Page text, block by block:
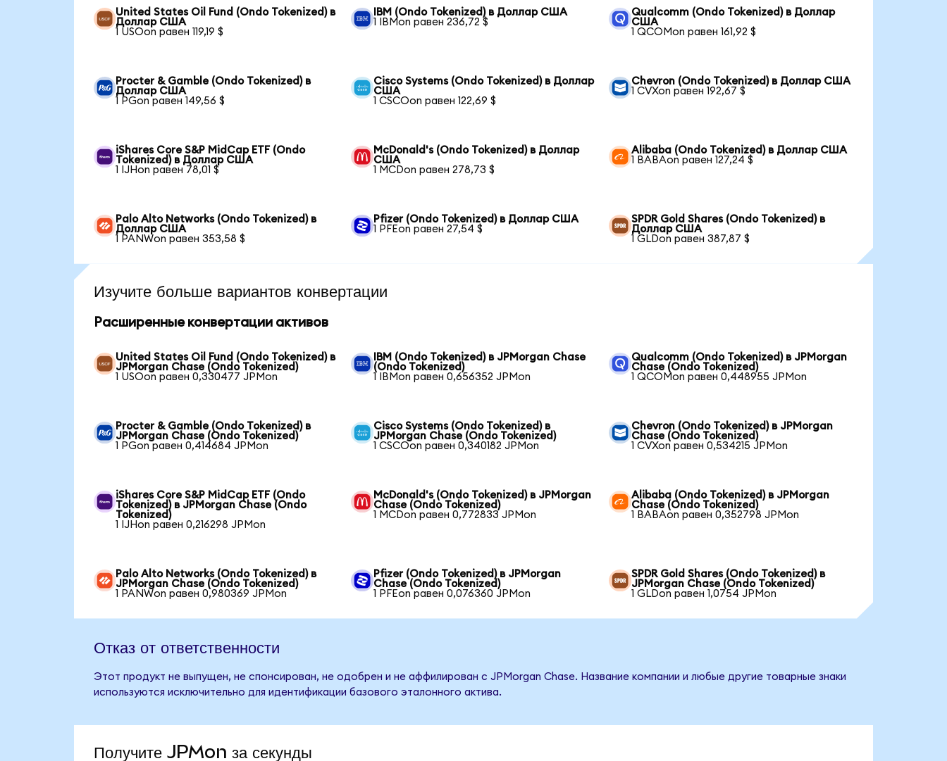
United States Oil Fund (Ondo Tokenized) в
Доллар США
1 USOon равен 119,19 $
IBM (Ondo Tokenized) в Доллар США
1 IBMon равен 236,72 $
Qualcomm (Ondo Tokenized) в Доллар
США
1 QCOMon равен 161,92 $
Procter & Gamble (Ondo Tokenized) в
Доллар США
1 PGon равен 149,56 $
Cisco Systems (Ondo Tokenized) в Доллар
США
1 CSCOon равен 122,69 $
Chevron (Ondo Tokenized) в Доллар США
1 CVXon равен 192,67 $
iShares Core S&P MidCap ETF (Ondo
Tokenized) в Доллар США
1 IJHon равен 78,01 $
McDonald's (Ondo Tokenized) в Доллар
США
1 MCDon равен 278,73 $
Alibaba (Ondo Tokenized) в Доллар США
1 BABAon равен 127,24 $
Palo Alto Networks (Ondo Tokenized) в
Доллар США
1 PANWon равен 353,58 $
Pfizer (Ondo Tokenized) в Доллар США
1 PFEon равен 27,54 $
SPDR Gold Shares (Ondo Tokenized) в
Доллар США
1 GLDon равен 387,87 $
Изучите больше вариантов конвертации
Расширенные конвертации активов
United States Oil Fund (Ondo Tokenized) в
JPMorgan Chase (Ondo Tokenized)
1 USOon равен 0,330477 JPMon
IBM (Ondo Tokenized) в JPMorgan Chase
(Ondo Tokenized)
1 IBMon равен 0,656352 JPMon
Qualcomm (Ondo Tokenized) в JPMorgan
Chase (Ondo Tokenized)
1 QCOMon равен 0,448955 JPMon
Procter & Gamble (Ondo Tokenized) в
JPMorgan Chase (Ondo Tokenized)
1 PGon равен 0,414684 JPMon
Cisco Systems (Ondo Tokenized) в
JPMorgan Chase (Ondo Tokenized)
1 CSCOon равен 0,340182 JPMon
Chevron (Ondo Tokenized) в JPMorgan
Chase (Ondo Tokenized)
1 CVXon равен 0,534215 JPMon
iShares Core S&P MidCap ETF (Ondo
Tokenized) в JPMorgan Chase (Ondo
Tokenized)
1 IJHon равен 0,216298 JPMon
McDonald's (Ondo Tokenized) в JPMorgan
Chase (Ondo Tokenized)
1 MCDon равен 0,772833 JPMon
Alibaba (Ondo Tokenized) в JPMorgan
Chase (Ondo Tokenized)
1 BABAon равен 0,352798 JPMon
Palo Alto Networks (Ondo Tokenized) в
JPMorgan Chase (Ondo Tokenized)
1 PANWon равен 0,980369 JPMon
Pfizer (Ondo Tokenized) в JPMorgan
Chase (Ondo Tokenized)
1 PFEon равен 0,076360 JPMon
SPDR Gold Shares (Ondo Tokenized) в
JPMorgan Chase (Ondo Tokenized)
1 GLDon равен 1,0754 JPMon
Отказ от ответственности
Этот продукт не выпущен, не спонсирован, не одобрен и не аффилирован с JPMorgan Chase. Название компании и любые другие товарные знаки
используются исключительно для идентификации базового эталонного актива.
Получите JPMon за секунды